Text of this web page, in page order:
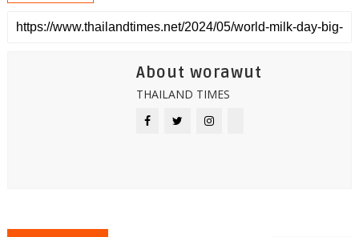
About worawut
THAILAND TIMES